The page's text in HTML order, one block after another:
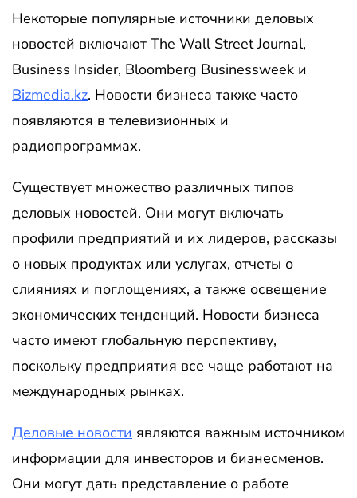
Некоторые популярные источники деловых
новостей включают The Wall Street Journal,
Business Insider, Bloomberg Businessweek и
Bizmedia.kz. Новости бизнеса также часто
появляются в телевизионных и
радиопрограммах.
Существует множество различных типов
деловых новостей. Они могут включать
профили предприятий и их лидеров, рассказы
о новых продуктах или услугах, отчеты о
слияниях и поглощениях, а также освещение
экономических тенденций. Новости бизнеса
часто имеют глобальную перспективу,
поскольку предприятия все чаще работают на
международных рынках.
Деловые новости являются важным источником
информации для инвесторов и бизнесменов.
Они могут дать представление о работе